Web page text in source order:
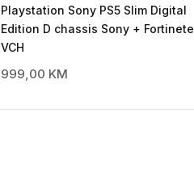
Playstation Sony PS5 Slim Digital
Edition D chassis Sony + Fortinete
VCH
999,00 KM